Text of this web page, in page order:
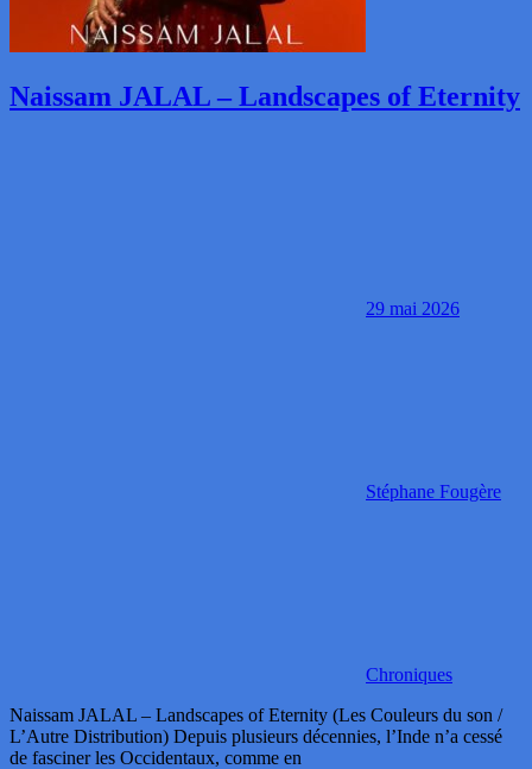
Naissam JALAL – Landscapes of Eternity
29 mai 2026
Stéphane Fougère
Chroniques
Naissam JALAL – Landscapes of Eternity (Les Couleurs du son /
L’Autre Distribution) Depuis plusieurs décennies, l’Inde n’a cessé
de fasciner les Occidentaux, comme en